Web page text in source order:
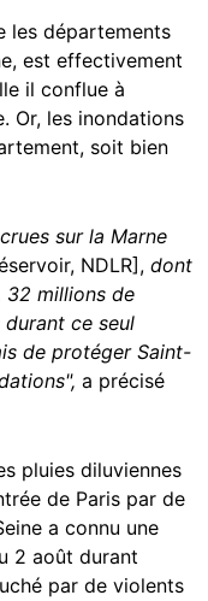
les départements
est effectivement
il conflue à
Or, les inondations
soit bien
sur la Marne
NDLR], dont
32 millions de
ce seul
de protéger Saint-
a précisé
pluies diluviennes
de Paris par de
a connu une
2 août durant
par de violents